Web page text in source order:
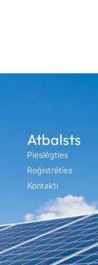
Atbalsts
Pieslēgties
Reģistrēties
Kontakti